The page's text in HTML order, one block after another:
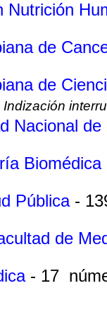
Nutrición
de
de
Nacional
Biomédica
Pública -
de
- 17